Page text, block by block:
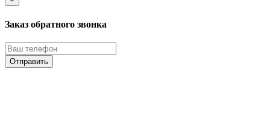
Заказ обратного звонка